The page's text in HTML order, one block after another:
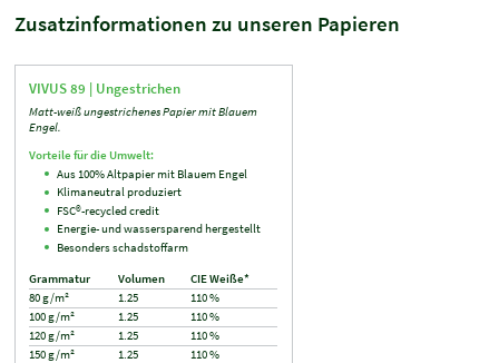
Zusatzinformationen zu unseren Papieren
VIVUS 89 | Ungestrichen
Matt-weiß ungestrichenes Papier mit Blauem
Engel.
Vorteile für die Umwelt:
Aus 100% Altpapier mit Blauem Engel
Klimaneutral produziert
FSC®-recycled credit
Energie- und wassersparend hergestellt
Besonders schadstoffarm
Grammatur Volumen
CIE Weiße*
80 g/m²
1.25
110 %
100 g/m²
1.25
110 %
120 g/m²
1.25
110 %
150 g/m²
1.25
110 %